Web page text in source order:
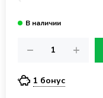
1 бонус